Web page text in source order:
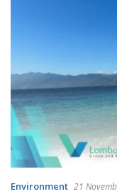
Environment 21